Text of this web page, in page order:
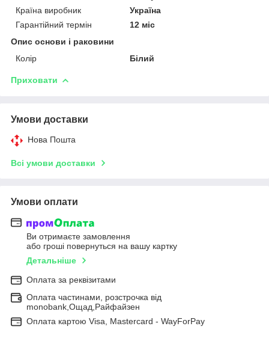
Країна виробник
Україна
Гарантійний термін
12 міс
Опис основи і раковини
Колір
Білий
Приховати
Умови доставки
Нова Пошта
Всі умови доставки
Умови оплати
Ви отримаєте замовлення
або гроші повернуться на вашу картку
Детальніше
Оплата за реквізитами
Оплата частинами, розстрочка від
monobank,Ощад,Райфайзен
Оплата картою Visa, Mastercard - WayForPay